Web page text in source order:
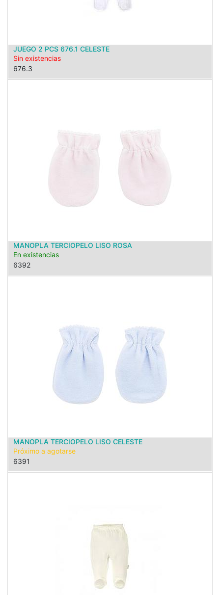
JUEGO 2 PCS 676.1 CELESTE
Sin existencias
676.3
MANOPLA TERCIOPELO LISO ROSA
En existencias
6392
MANOPLA TERCIOPELO LISO CELESTE
Próximo a agotarse
6391